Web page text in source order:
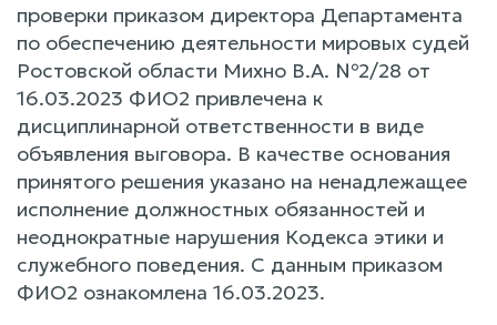
проверки приказом директора Департамента
по обеспечению деятельности мировых судей
Ростовской области Михно В.А. №2/28 от
16.03.2023 ФИО2 привлечена к
дисциплинарной ответственности в виде
объявления выговора. В качестве основания
принятого решения указано на ненадлежащее
исполнение должностных обязанностей и
неоднократные нарушения Кодекса этики и
служебного поведения. С данным приказом
ФИО2 ознакомлена 16.03.2023.